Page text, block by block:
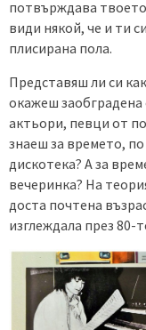
потвърждава
види някой, че и ти
плисирана пола.
Представяш ли си
окажеш
актьори, певци от
знаеш за времето,
дискотека? А за
вечеринка? На
доста почтена
изглеждала през 80-